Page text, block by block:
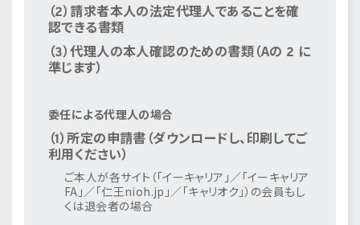
（2）請求者本人の法定代理人であることを確
認できる書類
（3）代理人の本人確認のための書類（Aの 2 に
準じます）
委任による代理人の場合
（1）所定の申請書（ダウンロードし、印刷してご
利用ください）
ご本人が各サイト（「イーキャリア」／「イーキャリア
FA」／「仁王nioh.jp」／「キャリオク」）の会員もし
くは退会者の場合